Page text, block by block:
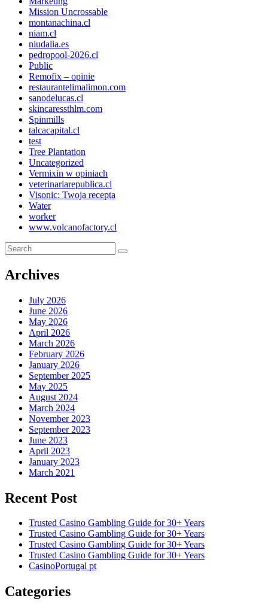
Mission Uncrossable
montanachina.cl
niam.cl
niudalia.es
pedropool-2026.cl
Public
Remofix – opinie
restaurantelimalimon.com
sanodelucas.cl
skincaressthlm.com
Spinmills
talcacapital.cl
test
Tree Plantation
Uncategorized
Vermixin w opiniach
veterinariarepublica.cl
Visonic: Twoja recepta
Water
worker
www.volcanofactory.cl
Archives
July 2026
June 2026
May 2026
April 2026
March 2026
February 2026
January 2026
September 2025
May 2025
August 2024
March 2024
November 2023
September 2023
June 2023
April 2023
January 2023
March 2021
Recent Post
Trusted Casino Gambling Guide for 30+ Years
Trusted Casino Gambling Guide for 30+ Years
Trusted Casino Gambling Guide for 30+ Years
Trusted Casino Gambling Guide for 30+ Years
CasinoPortugal pt
Categories